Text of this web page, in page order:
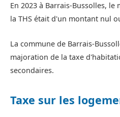
En 2023 à Barrais-Bussolles,
la THS était d'un montant nul
La commune de Barrais-
majoration de la taxe
secondaires.
Taxe sur les